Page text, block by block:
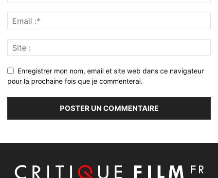
Enregistrer mon nom, email et site web dans ce navigateur
pour la prochaine fois que je commenterai.